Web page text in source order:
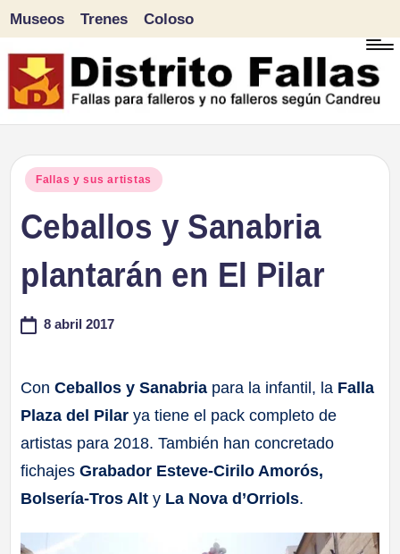
Saltar
al
Museos Trenes Coloso
Publicado
Fallas y sus artistas
Ceballos y Sanabria
plantarán en El Pilar
8 abril 2017
ConCeballos y Sanabria para la infantil, la Falla
Plaza del Pilar ya tiene el pack completo de
artistas para 2018. También han concretado
fichajesGrabador Esteve-Cirilo Amorós,
Bolsería-Tros Alt y La Nova d’Orriols.